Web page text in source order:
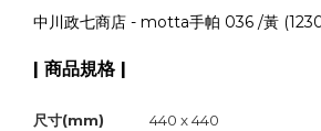
中川政七商店 - motta手帕 036 /黃 (
| 商品規格 |
尺寸(mm)
440 x 440